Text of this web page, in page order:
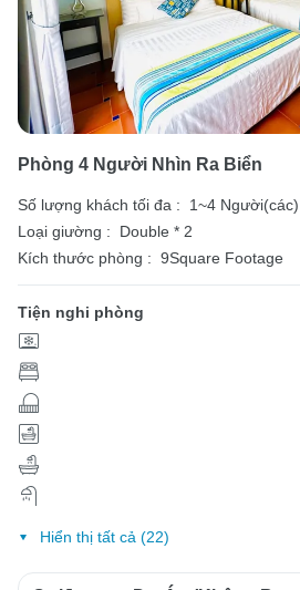
Phòng 4 Người Nhìn Ra Biển
Số lượng khách tối đa :
1~4 Người(các)
Loại giường :
Double * 2
Kích thước phòng : 9Square Footage
Tiện nghi phòng
Hiển thị tất cả (22)